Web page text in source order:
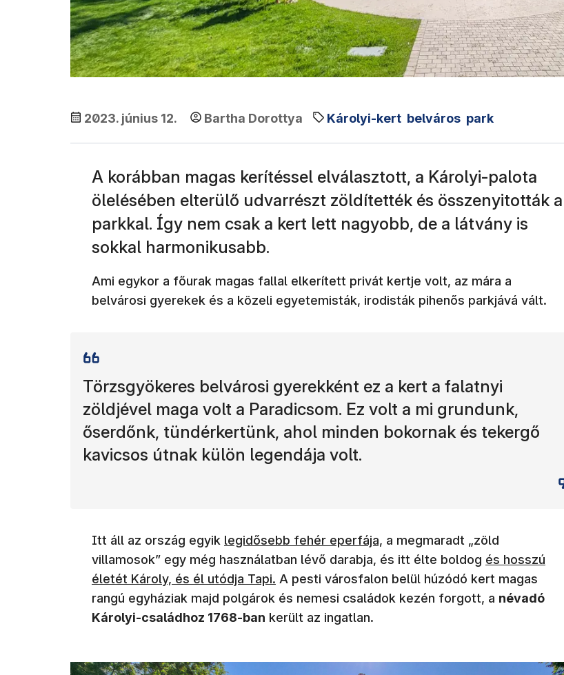
2023. június 12. Bartha Dorottya Károlyi-kert belváros park
A korábban magas kerítéssel elválasztott, a Károlyi-palota
ölelésében elterülő udvarrészt zöldítették és összenyitották a
parkkal. Így nem csak a kert lett nagyobb, de a látvány is
sokkal harmonikusabb.
Ami egykor a főurak magas fallal elkerített privát kertje volt, az mára a
belvárosi gyerekek és a közeli egyetemisták, irodisták pihenős parkjává vált.
Törzsgyökeres belvárosi gyerekként ez a kert a falatnyi
zöldjével maga volt a Paradicsom. Ez volt a mi grundunk,
őserdőnk, tündérkertünk, ahol minden bokornak és tekergő
kavicsos útnak külön legendája volt.
Itt áll az ország egyik legidősebb fehér eperfája, a megmaradt „zöld
villamosok” egy még használatban lévő darabja, és itt élte boldog és hosszú
életét Károly, és él utódja Tapi. A pesti városfalon belül húzódó kert magas
rangú egyháziak majd polgárok és nemesi családok kezén forgott, a névadó
Károlyi-családhoz 1768-ban került az ingatlan.